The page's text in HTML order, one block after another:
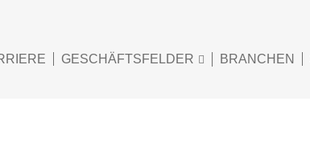
GESCHÄFTSFELDER BRANCHEN